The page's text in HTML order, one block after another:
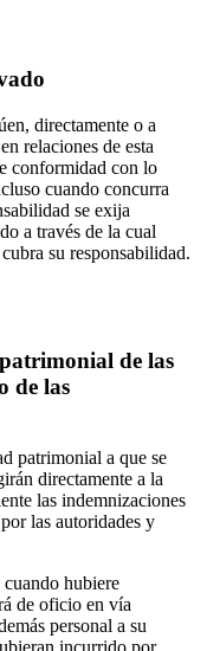
directamente o a
relaciones de esta
conformidad con lo
cuando concurra
se exija
a través de la cual
su responsabilidad.
de las
de las
patrimonial a que se
directamente a la
las indemnizaciones
las autoridades y
hubiere
de oficio en vía
personal a su